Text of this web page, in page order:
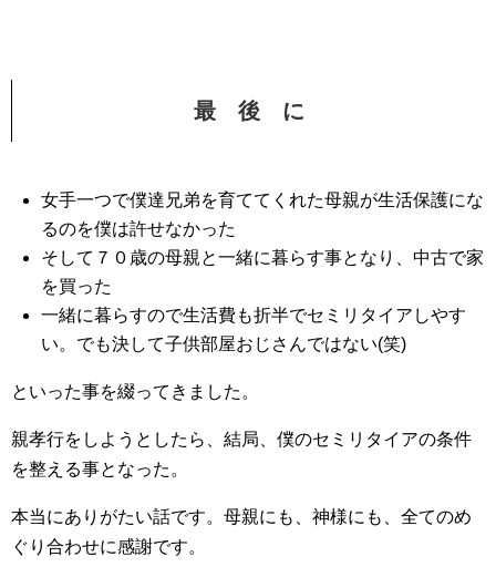
最 後 に
女手一つで僕達兄弟を育ててくれた母親が生活保護にな
るのを僕は許せなかった
そして７０歳の母親と一緒に暮らす事となり、中古で家
を買った
一緒に暮らすので生活費も折半でセミリタイアしやす
い。でも決して子供部屋おじさんではない(笑)
といった事を綴ってきました。
親孝行をしようとしたら、結局、僕のセミリタイアの条件
を整える事となった。
本当にありがたい話です。母親にも、神様にも、全てのめ
ぐり合わせに感謝です。